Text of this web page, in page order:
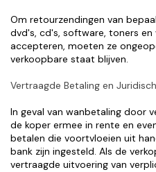
Om retourzendingen van
dvd's, cd's, software, toners en
accepteren, moeten ze
verkoopbare staat blijven.
Vertraagde Betaling en
In geval van wanbetaling door
de koper ermee in rente en
betalen die voortvloeien uit
bank zijn ingesteld. Als de
vertraagde uitvoering van